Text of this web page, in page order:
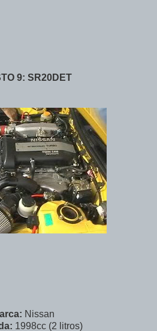
9: SR20DET
Nissan
1998cc (2 litros)